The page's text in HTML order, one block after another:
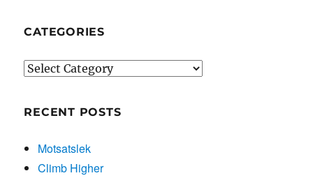
CATEGORIES
Categories
RECENT POSTS
Motsatslek
Climb Higher